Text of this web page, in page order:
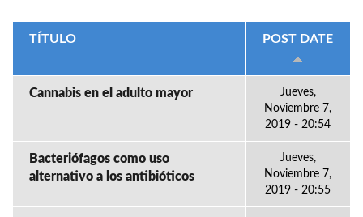
TÍTULO POST DATE
Cannabis en el adulto mayor
Jueves,
Noviembre 7,
2019 - 20:54
Bacteriófagos como uso
alternativo a los antibióticos
Jueves,
Noviembre 7,
2019 - 20:55